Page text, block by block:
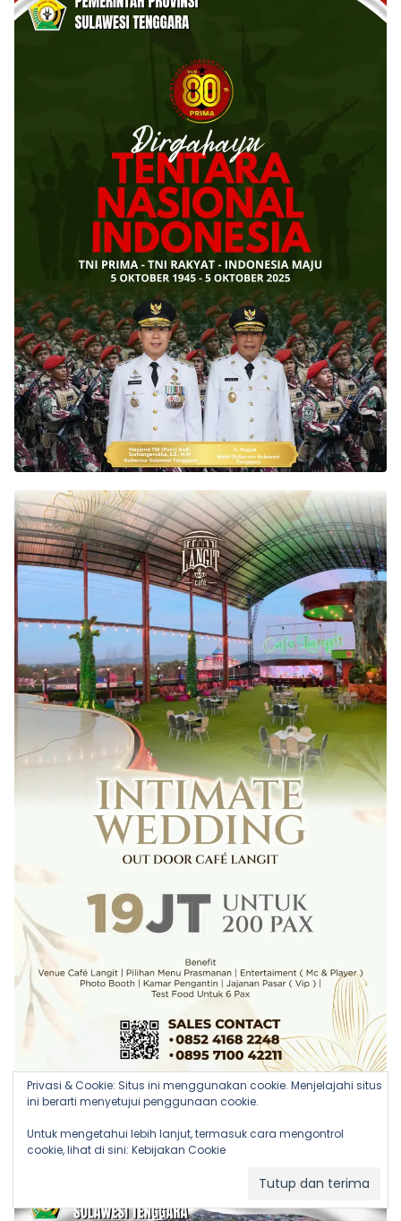
Privasi & Cookie: Situs ini menggunakan cookie. Menjelajahi situs
ini berarti menyetujui penggunaan cookie.
Untuk mengetahui lebih lanjut, termasuk cara mengontrol
cookie, lihat di sini: Kebijakan Cookie